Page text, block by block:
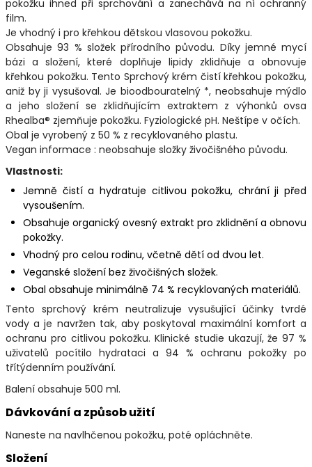
pokožku ihned při sprchování a zanechává na ní ochranný
film.
Je vhodný i pro křehkou dětskou vlasovou pokožku.
Obsahuje 93 % složek přírodního původu. Díky jemné mycí
bázi a složení, které doplňuje lipidy zklidňuje a obnovuje
křehkou pokožku. Tento Sprchový krém čistí křehkou pokožku,
aniž by ji vysušoval. Je bioodbouratelný *, neobsahuje mýdlo
a jeho složení se zklidňujícím extraktem z výhonků ovsa
Rhealba® zjemňuje pokožku. Fyziologické pH. Neštípe v očích.
Obal je vyrobený z 50 % z recyklovaného plastu.
Vegan informace : neobsahuje složky živočišného původu.
Vlastnosti:
Jemně čistí a hydratuje citlivou pokožku, chrání ji před
vysoušením.
Obsahuje organický ovesný extrakt pro zklidnění a obnovu
pokožky.
Vhodný pro celou rodinu, včetně dětí od dvou let.
Veganské složení bez živočišných složek.
Obal obsahuje minimálně 74 % recyklovaných materiálů.
Tento sprchový krém neutralizuje vysušující účinky tvrdé
vody a je navržen tak, aby poskytoval maximální komfort a
ochranu pro citlivou pokožku. Klinické studie ukazují, že 97 %
uživatelů pocítilo hydrataci a 94 % ochranu pokožky po
třítýdenním používání.
Balení obsahuje 500 ml.
Dávkování a způsob užití
Naneste na navlhčenou pokožku, poté opláchněte.
Složení